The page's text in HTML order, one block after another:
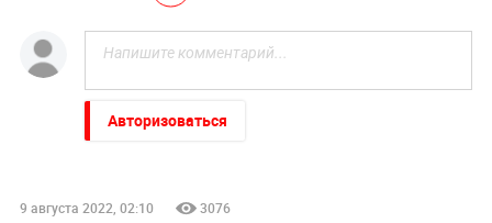
Авторизоваться
9 августа 2022, 02:10 3076